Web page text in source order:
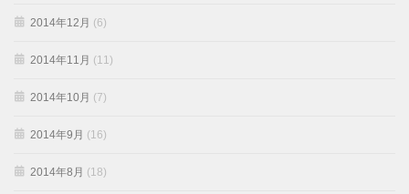
2014年12月 (6)
2014年11月 (11)
2014年10月 (7)
2014年9月 (16)
2014年8月 (18)